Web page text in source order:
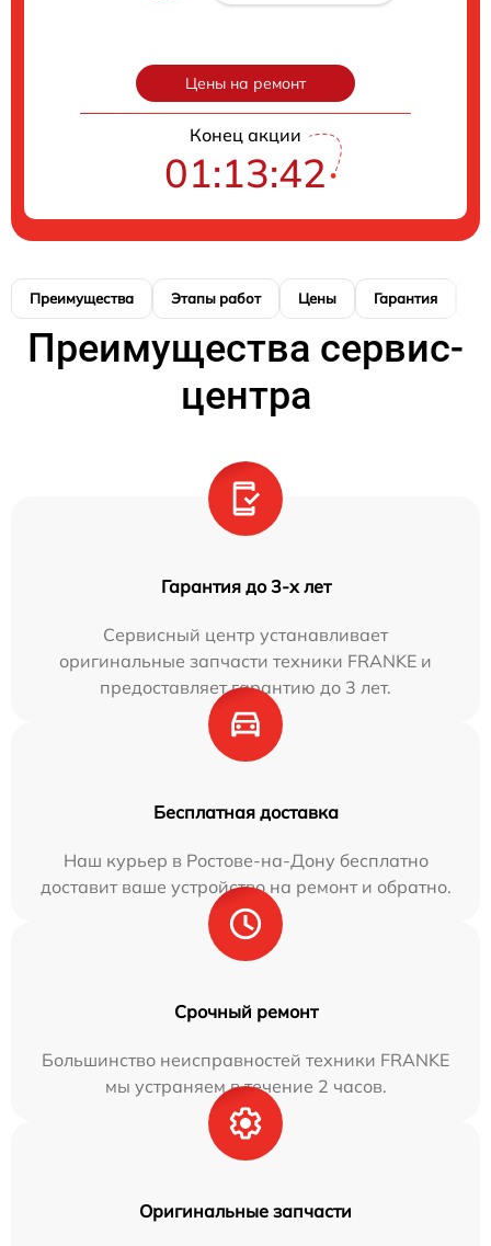
Цены на ремонт
Конец акции
01:13:41
Преимущества Этапы работ Цены Гарантия
Преимущества сервис-
центра
Гарантия до 3-х лет
Сервисный центр устанавливает
оригинальные запчасти техники FRANKE и
предоставляет гарантию до 3 лет.
Бесплатная доставка
Наш курьер в Ростове-на-Дону бесплатно
доставит ваше устройство на ремонт и обратно.
Срочный ремонт
Большинство неисправностей техники FRANKE
мы устраняем в течение 2 часов.
Оригинальные запчасти